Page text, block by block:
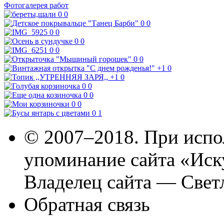
Фотогалерея работ
0 0
0 0
0 0
0 0
0 0
0 0
+1 0
+1 0
0 0
0 0
0 0
0 1
© 2007–2018. При
упоминание сайта
Владелец сайта —
Обратная связь